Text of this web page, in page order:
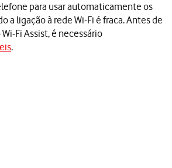
para usar automaticamente os
a ligação à rede Wi-Fi é fraca. Antes de
Fi Assist, é necessário
.